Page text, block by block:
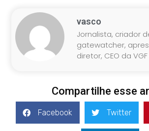
vasco
Jornalista, criador
gatewatcher,
diretor, CEO da
Compartilhe esse
Facebook Twitter